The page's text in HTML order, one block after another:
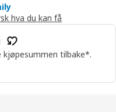
hva du kan få
kjøpesummen tilbake*.